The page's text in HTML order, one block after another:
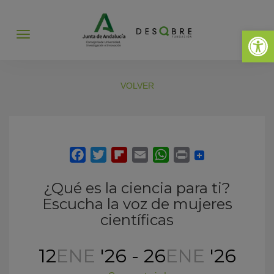
Abrir
Abrir
VOLVER
¿Qué es la ciencia para ti?
Escucha la voz de mujeres
científicas
12ENE '26 - 26ENE '26